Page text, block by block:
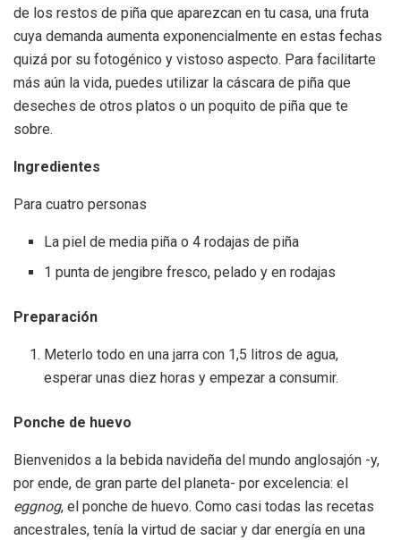
de los restos de piña que aparezcan en tu casa, una fruta
cuya demanda aumenta exponencialmente en estas fechas
quizá por su fotogénico y vistoso aspecto. Para facilitarte
más aún la vida, puedes utilizar la cáscara de piña que
deseches de otros platos o un poquito de piña que te
sobre.
Ingredientes
Para cuatro personas
La piel de media piña o 4 rodajas de piña
1 punta de jengibre fresco, pelado y en rodajas
Preparación
Meterlo todo en una jarra con 1,5 litros de agua,
esperar unas diez horas y empezar a consumir.
Ponche de huevo
Bienvenidos a la bebida navideña del mundo anglosajón -y,
por ende, de gran parte del planeta- por excelencia: el
eggnog, el ponche de huevo. Como casi todas las recetas
ancestrales, tenía la virtud de saciar y dar energía en una